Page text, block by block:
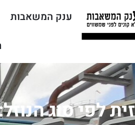
ענק המשאבות
לפי סוג